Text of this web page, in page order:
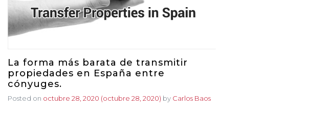
La forma más barata de transmitir
propiedades en España entre
cónyuges.
Posted on octubre 28, 2020 (octubre 28, 2020) by Carlos Baos